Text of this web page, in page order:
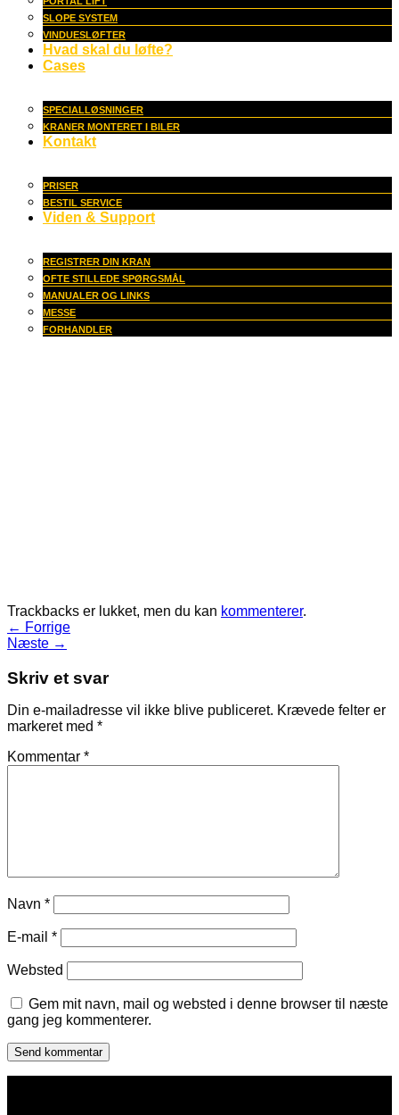
SLOPE SYSTEM
VINDUESLØFTER
Hvad skal du løfte?
Cases
SPECIALLØSNINGER
KRANER MONTERET I BILER
Kontakt
PRISER
BESTIL SERVICE
Viden & Support
REGISTRER DIN KRAN
OFTE STILLEDE SPØRGSMÅL
MANUALER OG LINKS
MESSE
FORHANDLER
Trackbacks er lukket, men du kan kommenterer.
← Forrige
Næste →
Skriv et svar
Din e-mailadresse vil ikke blive publiceret. Krævede felter er
markeret med *
Kommentar *
Navn *
E-mail *
Websted
Gem mit navn, mail og websted i denne browser til næste
gang jeg kommenterer.